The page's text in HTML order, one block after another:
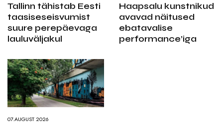
Tallinn tähistab Eesti
taasiseseisvumist
suure perepäevaga
lauluväljakul
Haapsalu kunstnikud
avavad näitused
ebatavalise
performance’iga
07.AUGUST 2026